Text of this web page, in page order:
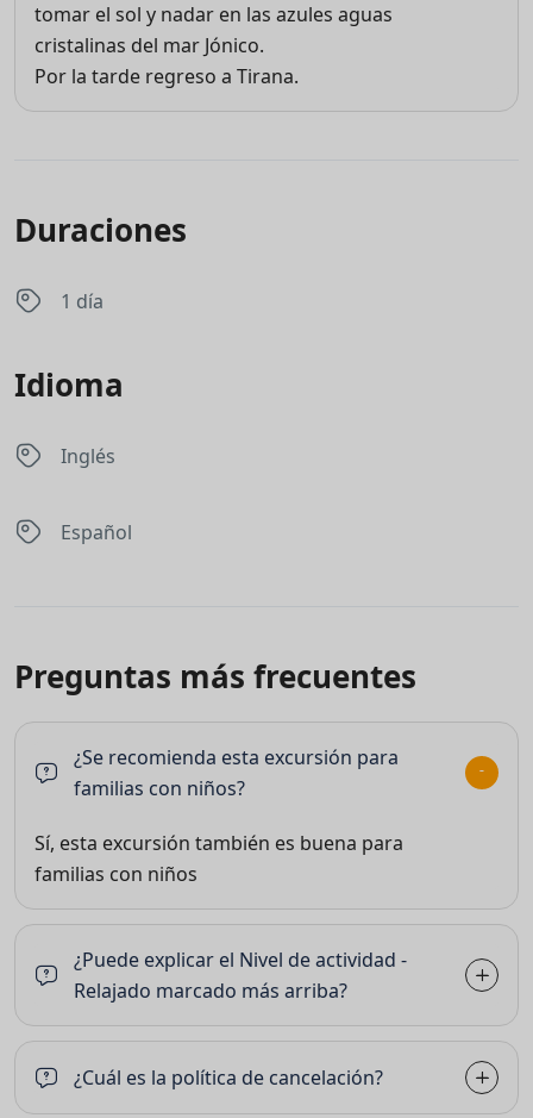
tomar el sol y nadar en las azules aguas
cristalinas del mar Jónico.
Por la tarde regreso a Tirana.
Duraciones
1 día
Idioma
Inglés
Español
Preguntas más frecuentes
¿Se recomienda esta excursión para
familias con niños?
Sí, esta excursión también es buena para
familias con niños
¿Puede explicar el Nivel de actividad -
Relajado marcado más arriba?
¿Cuál es la política de cancelación?